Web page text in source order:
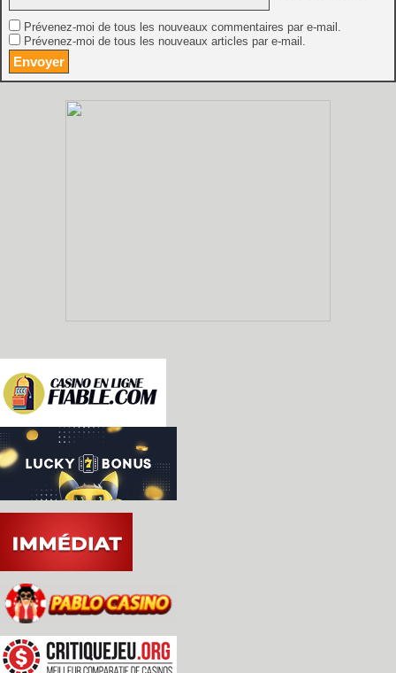
Prévenez-moi de tous les nouveaux commentaires par e-mail.
Prévenez-moi de tous les nouveaux articles par e-mail.